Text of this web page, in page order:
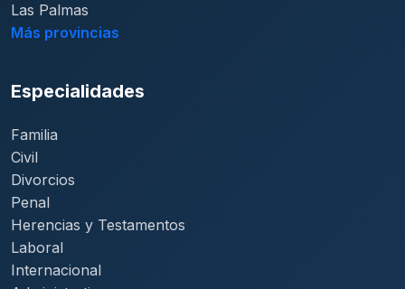
Las Palmas
Más provincias
Especialidades
Familia
Civil
Divorcios
Penal
Herencias y Testamentos
Laboral
Internacional